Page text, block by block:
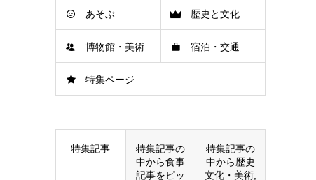
あそぶ 歴史と文化
博物館・美術
館
宿泊・交通
特集ページ
特集記事
特集記事の
中から食事
記事をピッ
特集記事の
中から歴史
文化・美術,